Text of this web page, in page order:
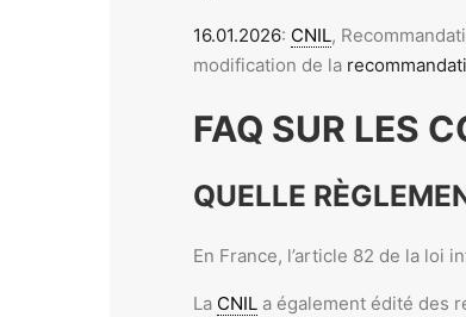
16.01.2026: CNIL,
modification de la
FAQ SUR LES
QUELLE
En France, l’article 82 de la loi
La CNIL a également édité des